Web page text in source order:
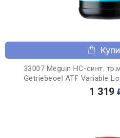
33007 Meguin НС-синт.
Getriebeoel ATF Variable
1 319